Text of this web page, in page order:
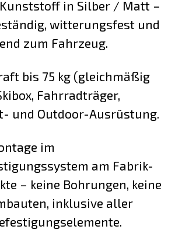
in Silber / Matt –
witterungsfest und
zum Fahrzeug.
bis 75 kg (gleichmäßig
Fahrradträger,
und Outdoor-Ausrüstung.
im
am Fabrik-
– keine Bohrungen, keine
inklusive aller